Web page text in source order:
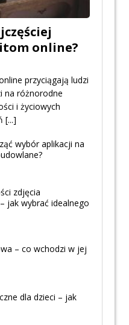
online?
przyciągają ludzi
na różnorodne
i życiowych
[...]
wybór aplikacji na
zdjęcia
jak wybrać idealnego
– co wchodzi w jej
dla dzieci – jak